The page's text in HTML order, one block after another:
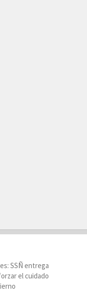
SSÑ entrega
el cuidado